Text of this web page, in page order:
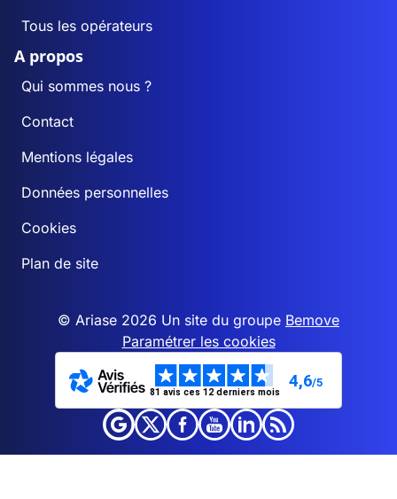
Tous les opérateurs
A propos
Qui sommes nous ?
Contact
Mentions légales
Données personnelles
Cookies
Plan de site
© Ariase 2026 Un site du groupe Bemove
Paramétrer les cookies
81 avis ces 12 derniers mois
4,6/5